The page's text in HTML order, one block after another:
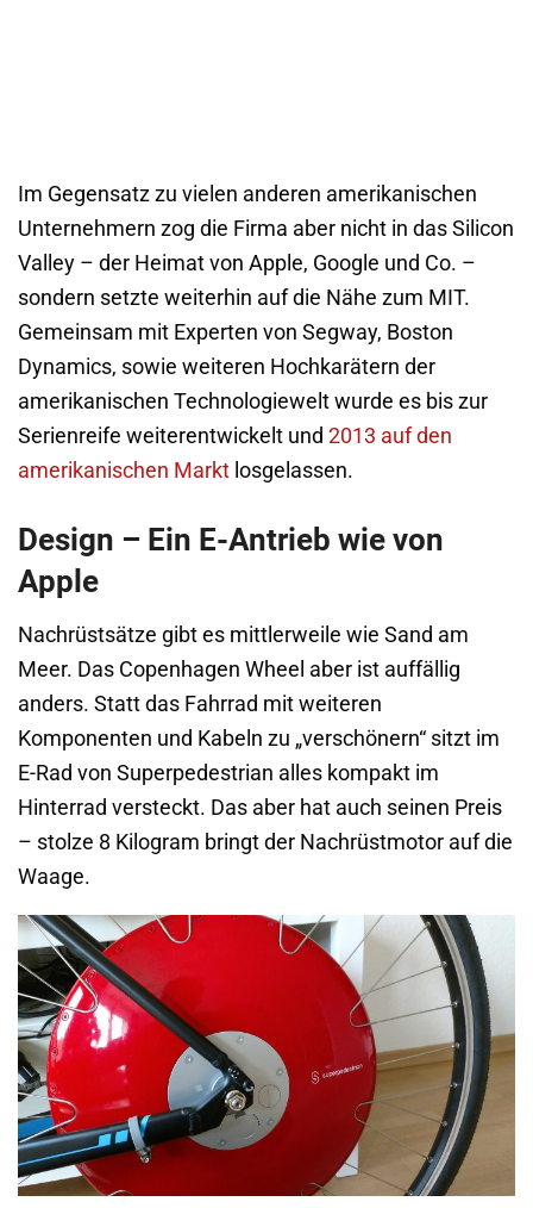
Im Gegensatz zu vielen anderen amerikanischen
Unternehmern zog die Firma aber nicht in das Silicon
Valley – der Heimat von Apple, Google und Co. –
sondern setzte weiterhin auf die Nähe zum MIT.
Gemeinsam mit Experten von Segway, Boston
Dynamics, sowie weiteren Hochkarätern der
amerikanischen Technologiewelt wurde es bis zur
Serienreife weiterentwickelt und 2013 auf den
amerikanischen Markt losgelassen.
Design – Ein E-Antrieb wie von
Apple
Nachrüstsätze gibt es mittlerweile wie Sand am
Meer. Das Copenhagen Wheel aber ist auffällig
anders. Statt das Fahrrad mit weiteren
Komponenten und Kabeln zu „verschönern“ sitzt im
E-Rad von Superpedestrian alles kompakt im
Hinterrad versteckt. Das aber hat auch seinen Preis
– stolze 8 Kilogram bringt der Nachrüstmotor auf die
Waage.